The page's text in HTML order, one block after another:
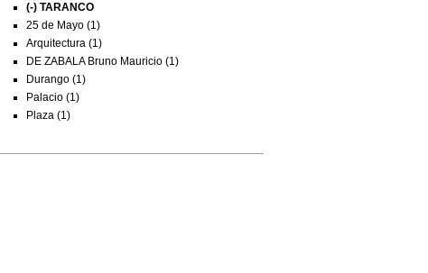
(-) TARANCO
25 de Mayo (1)
Arquitectura (1)
DE ZABALA Bruno Mauricio (1)
Durango (1)
Palacio (1)
Plaza (1)